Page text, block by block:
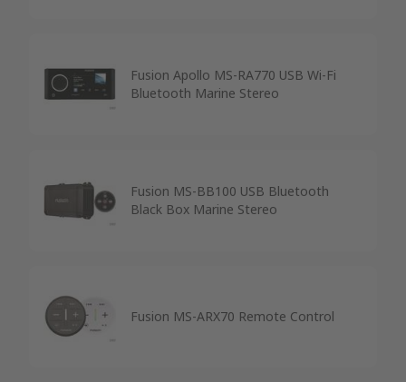
Fusion Apollo MS-RA770 USB Wi-Fi
Bluetooth Marine Stereo
Fusion MS-BB100 USB Bluetooth
Black Box Marine Stereo
Fusion MS-ARX70 Remote Control